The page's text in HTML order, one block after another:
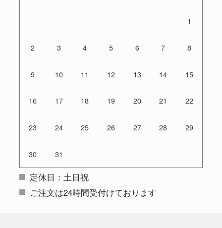
1
2 3 4 5 6 7 8
9 10 11 12 13 14 15
16 17 18 19 20 21 22
23 24 25 26 27 28 29
30 31
定休日：土日祝
ご注文は24時間受付けております